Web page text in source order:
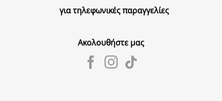
για τηλεφωνικές παραγγελίες
Ακολουθήστε μας